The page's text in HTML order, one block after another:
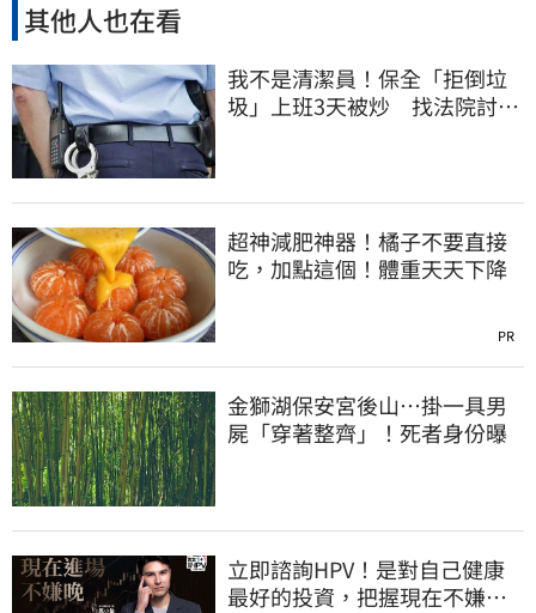
其他人也在看
我不是清潔員！保全「拒倒垃
圾」上班3天被炒 找法院討公
超神減肥神器！橘子不要直接
吃，加點這個！體重天天下降
PR
金獅湖保安宮後山…掛一具男
屍「穿著整齊」！死者身份曝
立即諮詢HPV！是對自己健康
最好的投資，把握現在不嫌